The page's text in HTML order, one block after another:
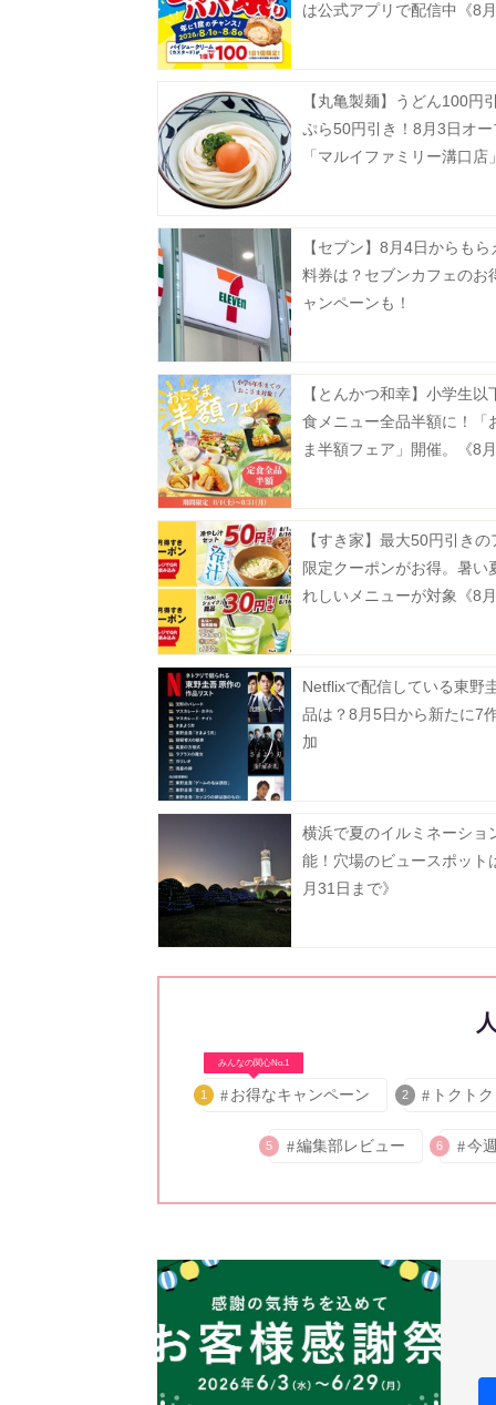
は公式アプリで配信中《8
【丸亀製麺】うどん100円
ぷら50円引き！8月3日オ
「マルイファミリー溝口店
【セブン】8月4日からもら
料券は？セブンカフェのお
ャンペーンも！
【とんかつ和幸】小学生以
食メニュー全品半額に！「
ま半額フェア」開催。《8
【すき家】最大50円引きの
限定クーポンがお得。暑い
れしいメニューが対象《8
Netflixで配信している東野
品は？8月5日から新たに7
加
横浜で夏のイルミネーショ
能！穴場のビュースポット
月31日まで》
みんなの関心No.1
1 お得なキャンペーン 2 トクト
5 編集部レビュー 6 今